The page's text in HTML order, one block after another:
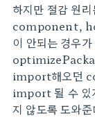
하지만 절감 원
component,
이 안되는 경우
import해오던
import 될 수 있
지 않도록 도와준